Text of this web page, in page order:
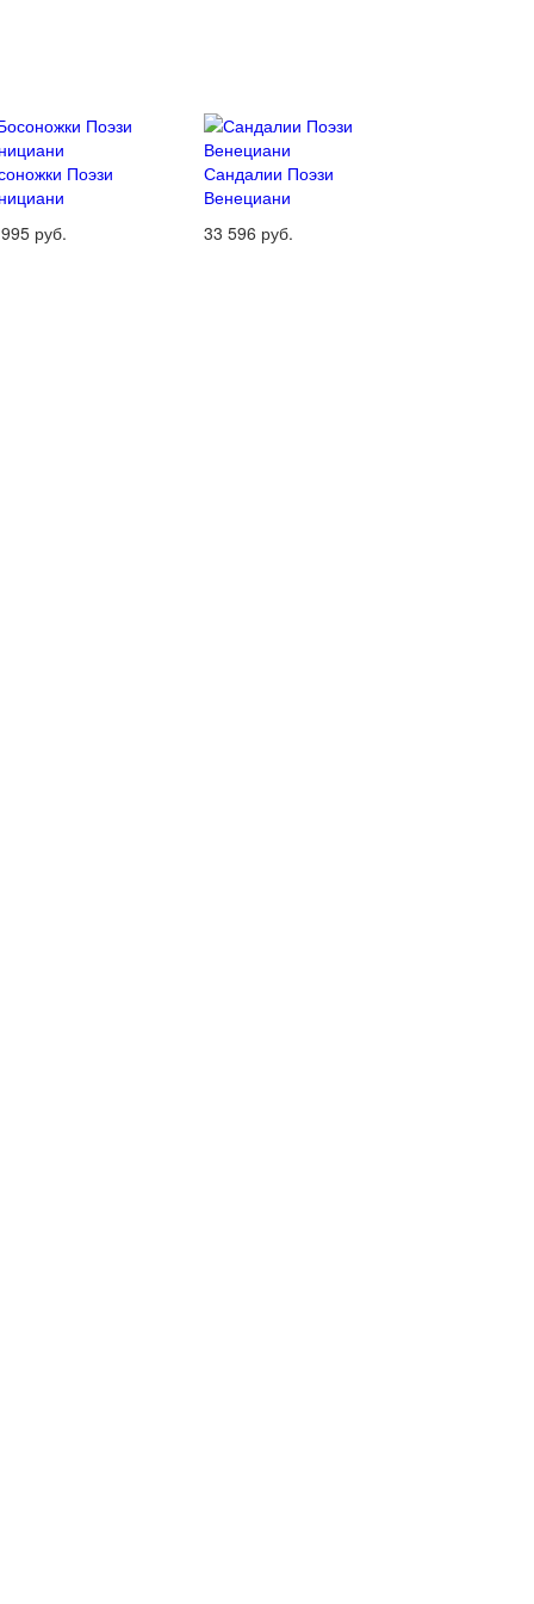
Поэзи
руб.
Сандалии Поэзи
Венециани
33 596 руб.